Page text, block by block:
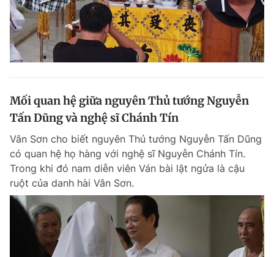
Mối quan hệ giữa nguyên Thủ tướng Nguyễn
Tấn Dũng và nghệ sĩ Chánh Tín
Vân Sơn cho biết nguyên Thủ tướng Nguyễn Tấn Dũng
có quan hệ họ hàng với nghệ sĩ Nguyễn Chánh Tín.
Trong khi đó nam diễn viên Ván bài lật ngửa là cậu
ruột của danh hài Vân Sơn.